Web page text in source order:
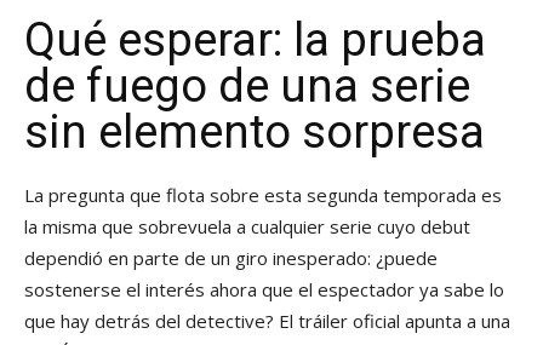
Qué esperar: la prueba
de fuego de una serie
sin elemento sorpresa
La pregunta que flota sobre esta segunda temporada es
la misma que sobrevuela a cualquier serie cuyo debut
dependió en parte de un giro inesperado: ¿puede
sostenerse el interés ahora que el espectador ya sabe lo
que hay detrás del detective? El tráiler oficial apunta a una